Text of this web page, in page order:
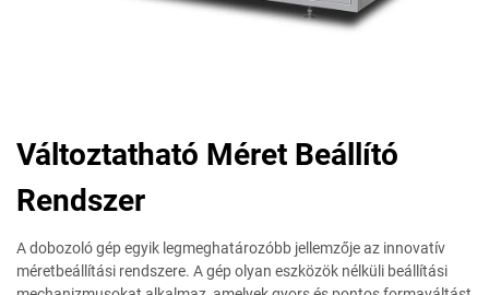
Változtatható Méret Beállító
Rendszer
A dobozoló gép egyik legmeghatározóbb jellemzője az innovatív
méretbeállítási rendszere. A gép olyan eszközök nélküli beállítási